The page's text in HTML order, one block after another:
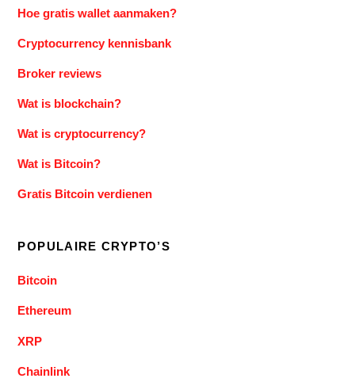
Hoe gratis wallet aanmaken?
Cryptocurrency kennisbank
Broker reviews
Wat is blockchain?
Wat is cryptocurrency?
Wat is Bitcoin?
Gratis Bitcoin verdienen
POPULAIRE CRYPTO’S
Bitcoin
Ethereum
XRP
Chainlink